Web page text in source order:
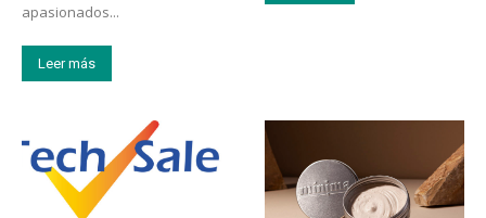
apasionados...
Leer más